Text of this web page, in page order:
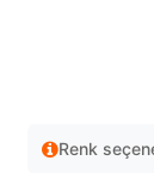
Renk